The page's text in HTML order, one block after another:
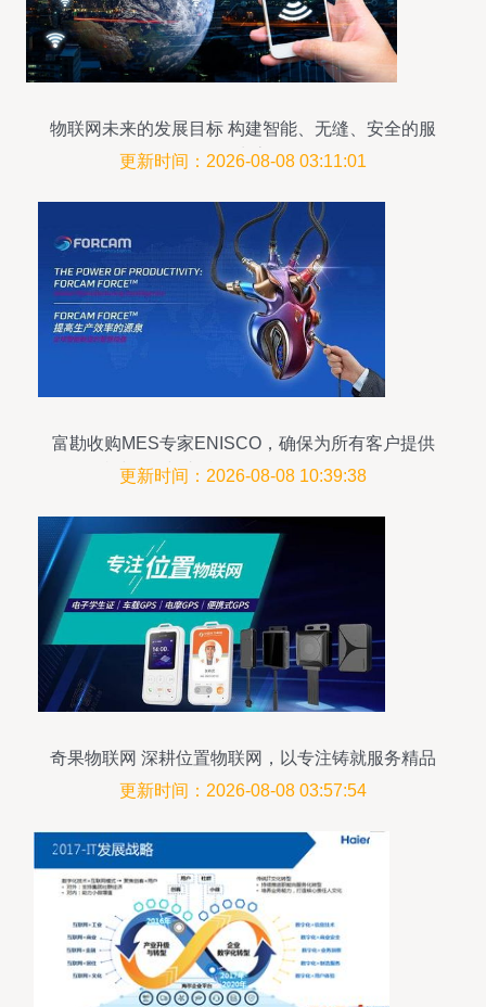
物联网未来的发展目标 构建智能、无缝、安全的服
务生态
更新时间：2026-08-08 03:11:01
富勘收购MES专家ENISCO，确保为所有客户提供
持续服务与支持，深化物联网服务布局
更新时间：2026-08-08 10:39:38
奇果物联网 深耕位置物联网，以专注铸就服务精品
更新时间：2026-08-08 03:57:54